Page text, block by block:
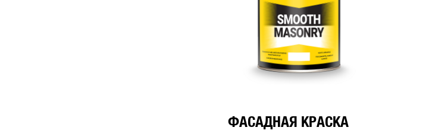
ФАСАДНАЯ КРАСКА